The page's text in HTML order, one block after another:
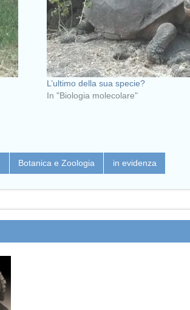
L’ultimo della sua specie?
In "Biologia molecolare"
Botanica e Zoologia in evidenza